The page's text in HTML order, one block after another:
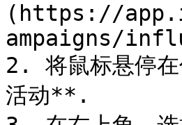
(https://
ampaigns/
2. 将鼠标悬停在
活动**.